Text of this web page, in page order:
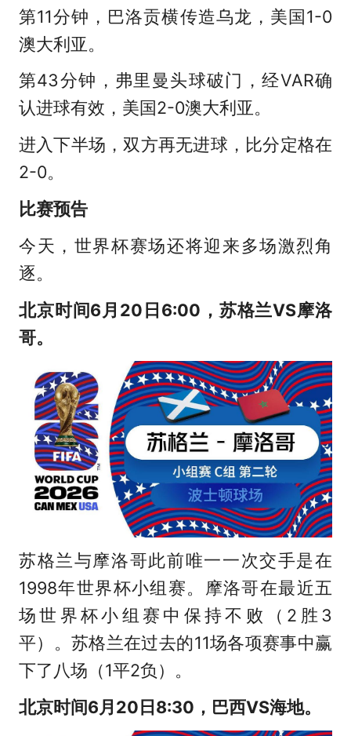
第11分钟，巴洛贡横传造乌龙，美国1-0
澳大利亚。
第43分钟，弗里曼头球破门，经VAR确
认进球有效，美国2-0澳大利亚。
进入下半场，双方再无进球，比分定格在
2-0。
比赛预告
今天，世界杯赛场还将迎来多场激烈角
逐。
北京时间6月20日6:00，苏格兰VS摩洛
哥。
苏格兰与摩洛哥此前唯一一次交手是在
1998年世界杯小组赛。摩洛哥在最近五
场世界杯小组赛中保持不败（2胜3
平）。苏格兰在过去的11场各项赛事中赢
下了八场（1平2负）。
北京时间6月20日8:30，巴西VS海地。